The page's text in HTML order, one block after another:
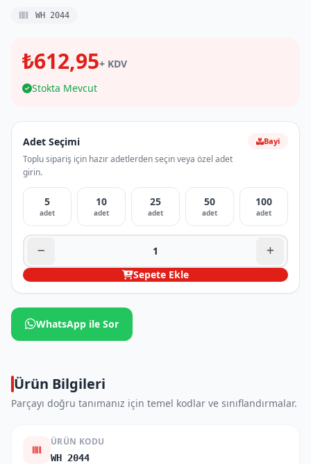
WH 2044
₺612,95+ KDV
Stokta Mevcut
Adet Seçimi
Toplu sipariş için hazır adetlerden seçin veya özel adet
girin.
Bayi
5
adet
10
adet
25
adet
50
adet
100
adet
Sepete Ekle
WhatsApp ile Sor
Ürün Bilgileri
Parçayı doğru tanımanız için temel kodlar ve sınıflandırmalar.
ÜRÜN KODU
WH 2044